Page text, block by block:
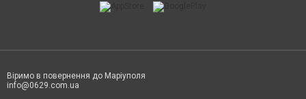
Віримо в повернення до Маріуполя
info@0629.com.ua